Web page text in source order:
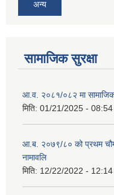
अन्य
सामाजिक सुरक्षा
आ.व. २०८१/०८२ मा सामाजिक
मिति: 01/21/2025 - 08:54
आ.ब. २०७९/८० को प्रथम
नामावलि
मिति: 12/22/2022 - 12:14